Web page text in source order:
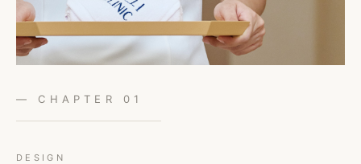
— CHAPTER 01
DESIGN